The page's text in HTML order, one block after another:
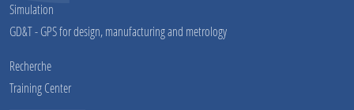
Simulation
GD&T - GPS for design, manufacturing and metrology
Recherche
Training Center